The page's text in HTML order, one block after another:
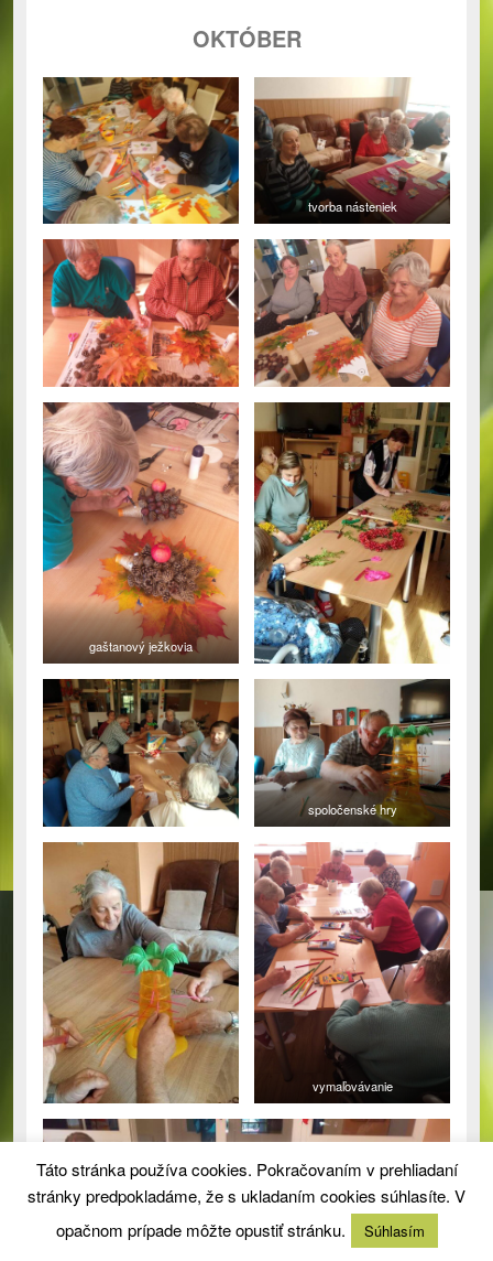
OKTÓBER
tvorba násteniek
gaštanový ježkovia
spoločenské hry
vymaľovávanie
Táto stránka používa cookies. Pokračovaním v prehliadaní
stránky predpokladáme, že s ukladaním cookies súhlasíte. V
opačnom prípade môžte opustiť stránku.
Súhlasím